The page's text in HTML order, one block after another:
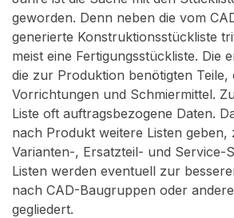
geworden. Denn neben die vom
generierte Konstruktionsstückliste
meist eine Fertigungsstückliste. Die
die zur Produktion benötigten Teile,
Vorrichtungen und Schmiermittel.
Liste oft auftragsbezogene Daten.
nach Produkt weitere Listen geben,
Varianten-, Ersatzteil- und Service-
Listen werden eventuell zur
nach CAD-Baugruppen oder
gegliedert.